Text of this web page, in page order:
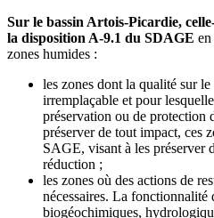
Sur le bassin Artois-Picardie,
la disposition A-9.1 du SDAGE
zones humides :
les zones dont la qualité sur
irremplaçable et pour
préservation ou de protection
préserver de tout impact, ces
SAGE, visant à les préserver
réduction ;
les zones où des actions de
nécessaires. La fonctionnalité
biogéochimiques,